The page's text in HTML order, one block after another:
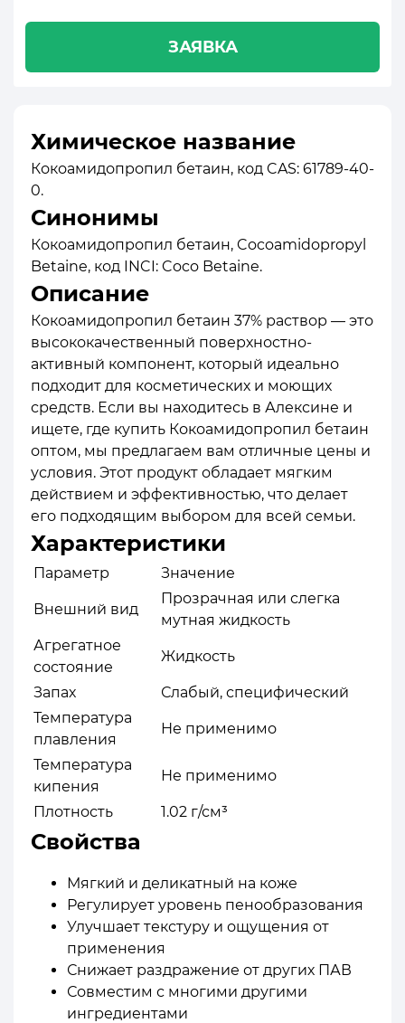
ЗАЯВКА
Химическое название
Кокоамидопропил бетаин, код CAS: 61789-40-
0.
Синонимы
Кокоамидопропил бетаин, Cocoamidopropyl
Betaine, код INCI: Coco Betaine.
Описание
Кокоамидопропил бетаин 37% раствор — это
высококачественный поверхностно-
активный компонент, который идеально
подходит для косметических и моющих
средств. Если вы находитесь в Алексине и
ищете, где купить Кокоамидопропил бетаин
оптом, мы предлагаем вам отличные цены и
условия. Этот продукт обладает мягким
действием и эффективностью, что делает
его подходящим выбором для всей семьи.
Характеристики
Параметр Значение
Внешний вид
Прозрачная или слегка
мутная жидкость
Агрегатное
состояние
Жидкость
Запах
Слабый, специфический
Температура
плавления
Не применимо
Температура
кипения
Не применимо
Плотность 1.02 г/см³
Свойства
Мягкий и деликатный на коже
Регулирует уровень пенообразования
Улучшает текстуру и ощущения от
применения
Снижает раздражение от других ПАВ
Совместим с многими другими
ингредиентами